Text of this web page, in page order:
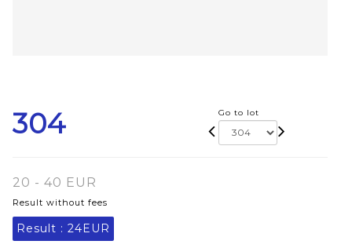
304 Go to lot
20 - 40 EUR
Result without fees
Result : 24EUR